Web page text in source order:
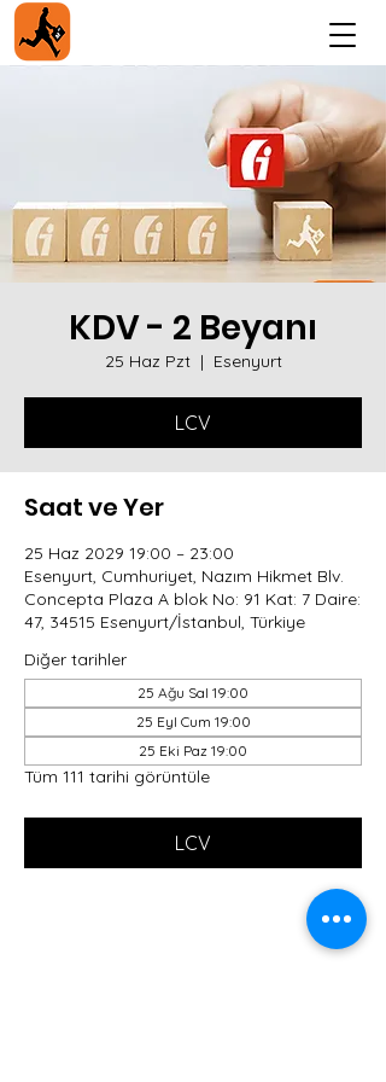
KDV - 2 Beyanı
25 Haz Pzt
  |
Esenyurt
LCV
Saat ve Yer
25 Haz 2029 19:00 – 23:00
Esenyurt, Cumhuriyet, Nazım Hikmet Blv.
Concepta Plaza A blok No: 91 Kat: 7 Daire:
47, 34515 Esenyurt/İstanbul, Türkiye
Diğer tarihler
25 Ağu Sal 19:00
25 Eyl Cum 19:00
25 Eki Paz 19:00
Tüm 111 tarihi görüntüle
LCV